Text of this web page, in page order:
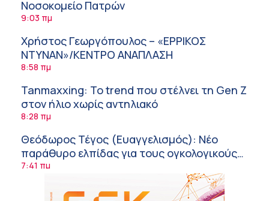
Νοσοκομείο Πατρών
9:03 πμ
Χρήστος Γεωργόπουλος – «ΕΡΡΙΚΟΣ
ΝΤΥΝΑΝ»/ΚΕΝΤΡΟ ΑΝΑΠΛΑΣΗ
8:58 πμ
Tanmaxxing: To trend που στέλνει τη Gen Z
στον ήλιο χωρίς αντηλιακό
8:28 πμ
Θεόδωρος Τέγος (Ευαγγελισμός): Νέο
παράθυρο ελπίδας για τους ογκολογικούς
ασθενείς μέσω κλινικών δοκιμών
7:41 πμ
Ασφάλεια στο νερό: 8 χρήσιμες οδηγίες